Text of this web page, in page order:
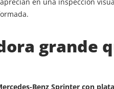
grande
Benz Sprinter con